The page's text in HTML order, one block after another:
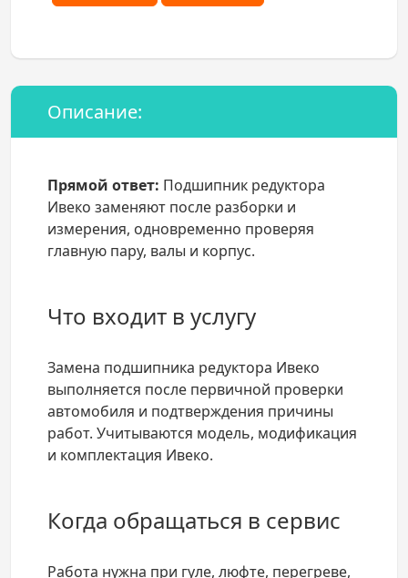
Описание:
Прямой ответ: Подшипник редуктора
Ивеко заменяют после разборки и
измерения, одновременно проверяя
главную пару, валы и корпус.
Что входит в услугу
Замена подшипника редуктора Ивеко
выполняется после первичной проверки
автомобиля и подтверждения причины
работ. Учитываются модель, модификация
и комплектация Ивеко.
Когда обращаться в сервис
Работа нужна при гуле, люфте, перегреве,